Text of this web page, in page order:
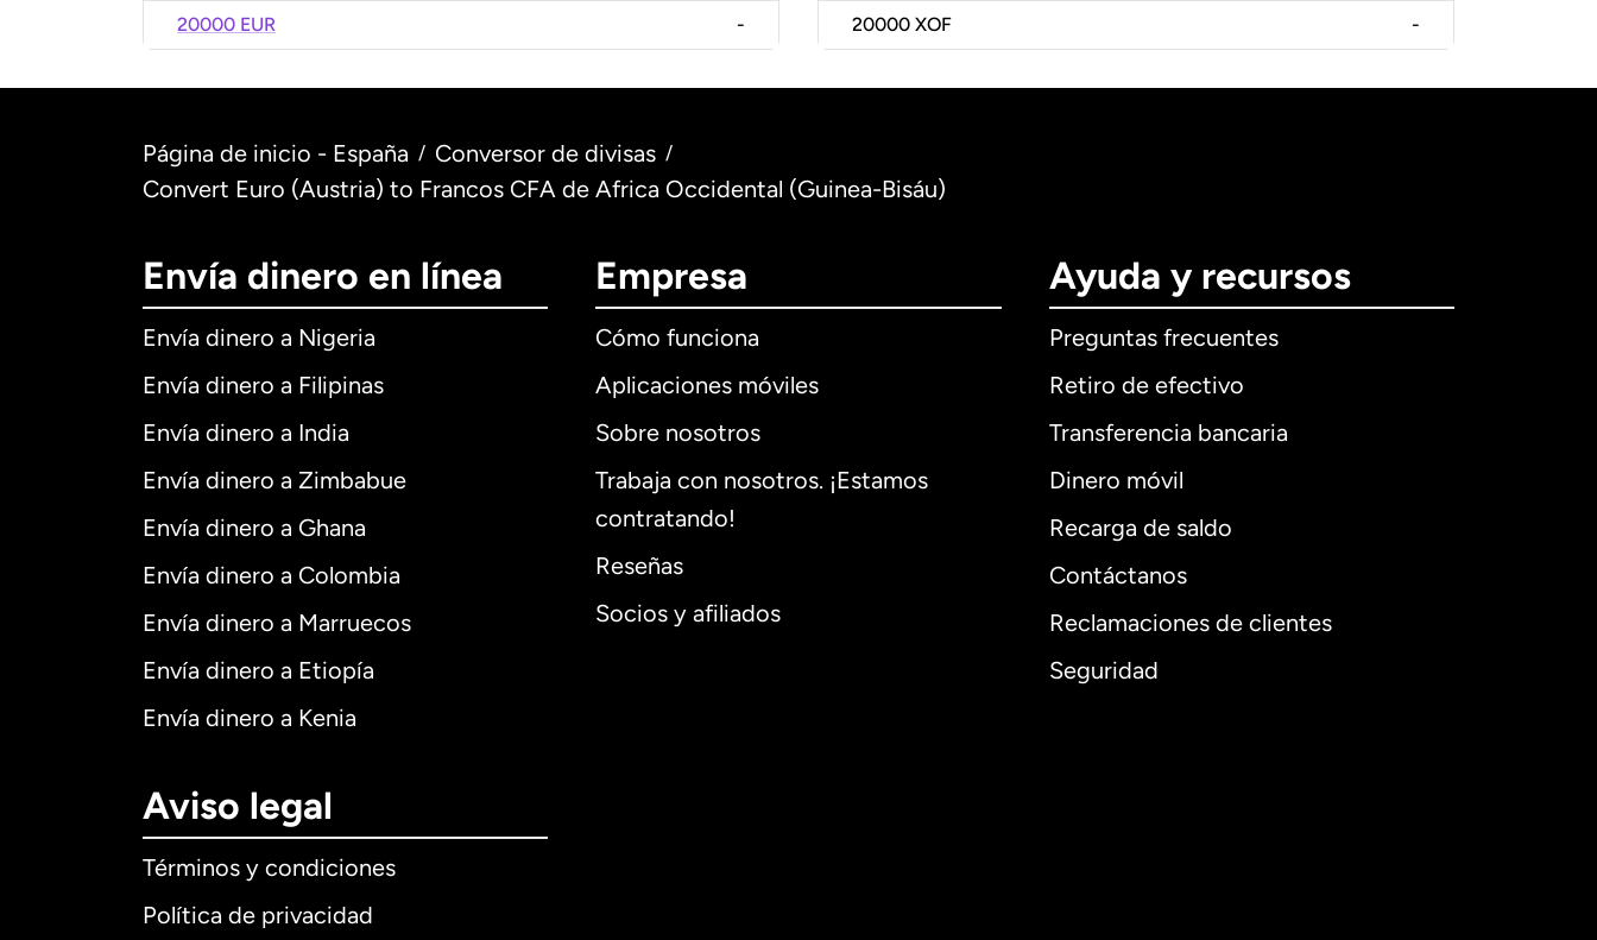
20000 EUR - 20000 XOF -
Página de inicio - España / Conversor de divisas /
Convert Euro (Austria) to Francos CFA de Africa Occidental (Guinea-Bisáu)
Envía dinero en línea
Envía dinero a Nigeria
Envía dinero a Filipinas
Envía dinero a India
Envía dinero a Zimbabue
Envía dinero a Ghana
Envía dinero a Colombia
Envía dinero a Marruecos
Envía dinero a Etiopía
Envía dinero a Kenia
Empresa
Cómo funciona
Aplicaciones móviles
Sobre nosotros
Trabaja con nosotros. ¡Estamos
contratando!
Reseñas
Socios y afiliados
Ayuda y recursos
Preguntas frecuentes
Retiro de efectivo
Transferencia bancaria
Dinero móvil
Recarga de saldo
Contáctanos
Reclamaciones de clientes
Seguridad
Aviso legal
Términos y condiciones
Política de privacidad